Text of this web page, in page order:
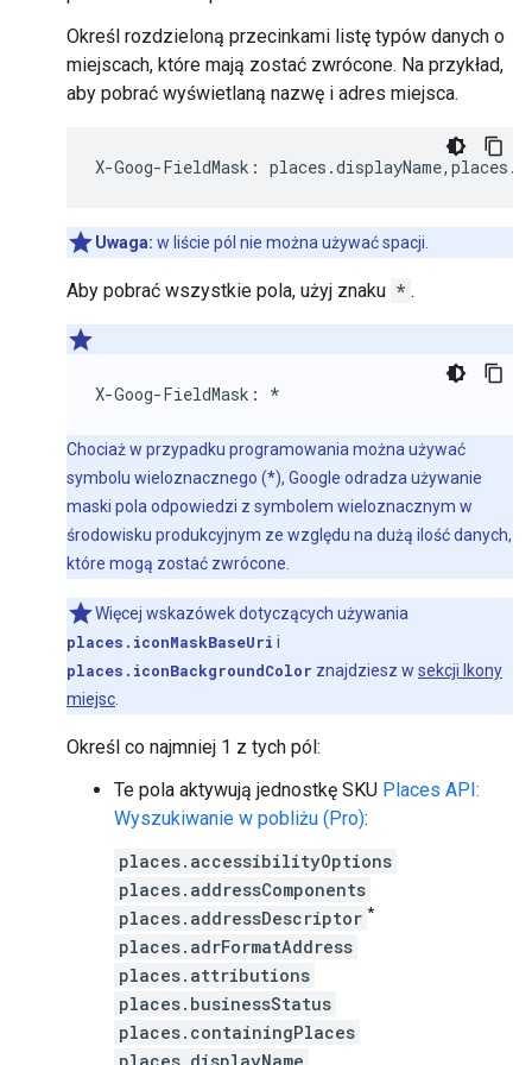
Określ rozdzieloną przecinkami listę typów danych o
miejscach, które mają zostać zwrócone. Na przykład,
aby pobrać wyświetlaną nazwę i adres miejsca.
X-Goog-FieldMask : places .displayName, places .
Uwaga: w liście pól nie można używać spacji.
Aby pobrać wszystkie pola, użyj znaku * .
X-Goog-FieldMask : *
Chociaż w przypadku programowania można używać
symbolu wieloznacznego (*), Google odradza używanie
maski pola odpowiedzi z symbolem wieloznacznym w
środowisku produkcyjnym ze względu na dużą ilość danych,
które mogą zostać zwrócone.
Więcej wskazówek dotyczących używania
places.iconMaskBaseUri i
places.iconBackgroundColor znajdziesz w sekcji Ikony
miejsc
Określ co najmniej 1 z tych pól:
Te pola aktywują jednostkę SKU Places API:
Wyszukiwanie w pobliżu (Pro):
places.accessibilityOptions
places.addressComponents
places.addressDescriptor *
places.adrFormatAddress
places.attributions
places.businessStatus
places.containingPlaces